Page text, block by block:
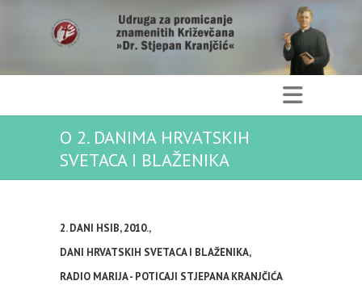
O 2. DANIMA HRVATSKIH
SVETACA I BLAŽENIKA
2. DANI HSIB,2010.,
DANI HRVATSKIH SVETACA I BLAŽENIKA,
RADIO MARIJA - POTICAJI STJEPANA KRANJČIĆA